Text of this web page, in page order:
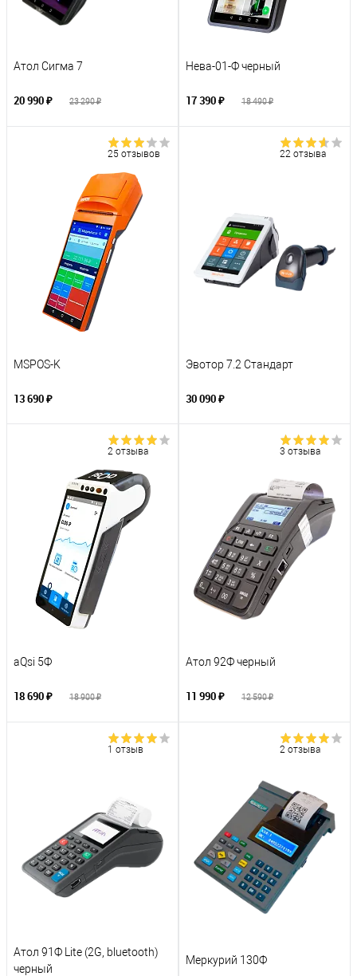
Атол Сигма 7
20 990 ₽ 23 290 ₽
Нева-01-Ф черный
17 390 ₽ 18 490 ₽
25 отзывов
MSPOS-K
13 690 ₽
22 отзыва
Эвотор 7.2 Стандарт
30 090 ₽
2 отзыва
aQsi 5Ф
18 690 ₽ 18 900 ₽
3 отзыва
Атол 92Ф черный
11 990 ₽ 12 590 ₽
1 отзыв
Атол 91Ф Lite (2G, bluetooth)
черный
2 отзыва
Меркурий 130Ф